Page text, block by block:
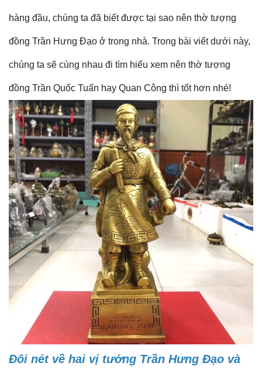
hàng đầu, chúng ta đã biết được tại sao nên thờ tượng
đồng Trần Hưng Đạo ở trong nhà. Trong bài viết dưới này,
chúng ta sẽ cùng nhau đi tìm hiểu xem nên thờ tượng
đồng Trần Quốc Tuấn hay Quan Công thì tốt hơn nhé!
Đôi nét về hai vị tướng Trần Hưng Đạo và